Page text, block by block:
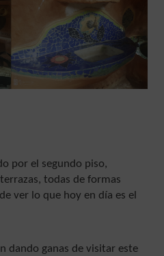
por el segundo piso,
todas de formas
ver lo que hoy en día es el
dando ganas de visitar este